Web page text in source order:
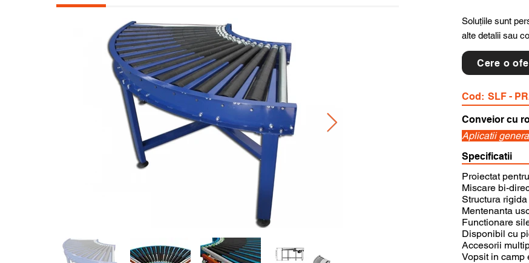
Soluțiile sunt
alte detalii sau
Cere o
Cod: SLF -
Conveior cu
Aplicatii
Specificatii
Proiectat
Miscare bi-
Structura rigida
Mentenanta
Functionare
Disponibil cu
Accesorii
Vopsit in camp